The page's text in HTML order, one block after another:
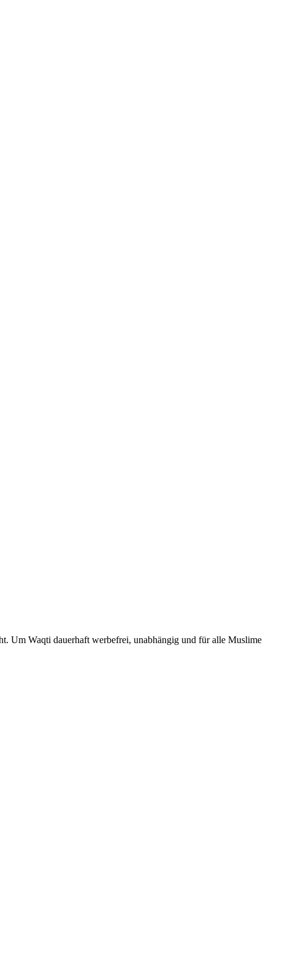
Um Waqti dauerhaft werbefrei, unabhängig und für alle Muslime